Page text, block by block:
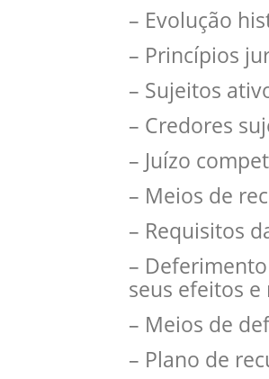
– Evolução
– Princípios
– Sujeitos
– Credores
– Juízo
– Meios de
– Requisitos
–
seus efeitos e
– Meios de
– Plano de